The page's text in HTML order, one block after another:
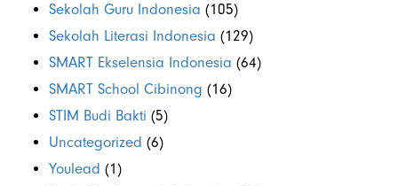
Sekolah Guru Indonesia (105)
Sekolah Literasi Indonesia (129)
SMART Ekselensia Indonesia (64)
SMART School Cibinong (16)
STIM Budi Bakti (5)
Uncategorized (6)
Youlead (1)